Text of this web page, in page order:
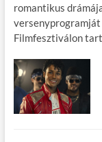
romantikus
versenyprogramját
Filmfesztiválon